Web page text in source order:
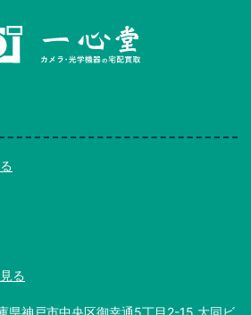
る
神戸市中央区御幸通5丁目2-15 大同ビ